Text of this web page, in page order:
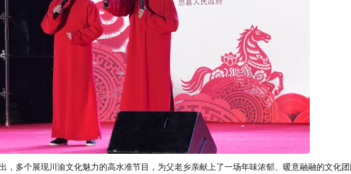
，多个展现川渝文化魅力的高水准节目，为父老乡亲献上了一场年味浓郁、暖意融融的文化